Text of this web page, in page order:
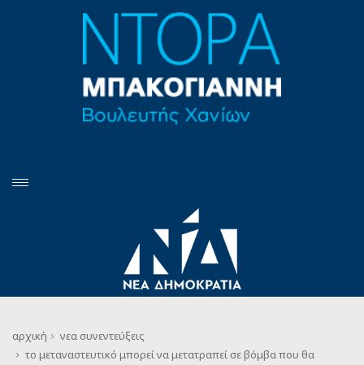
αρχική νεα συνεντεύξεις
το μεταναστευτικό μπορεί να μετατραπεί σε βόμβα που θα